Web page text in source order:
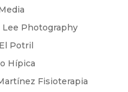
Lee Photography
Potril
Hípica
Fisioterapia